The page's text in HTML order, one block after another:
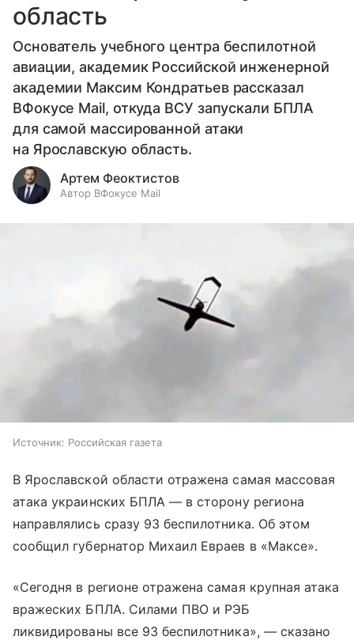
область
Основатель учебного центра беспилотной
авиации, академик Российской инженерной
академии Максим Кондратьев рассказал
ВФокусе Mail, откуда ВСУ запускали БПЛА
для самой массированной атаки
на Ярославскую область.
Артем Феоктистов
Автор ВФокусе Mail
Источник: Российская газета
В Ярославской области отражена самая массовая
атака украинских БПЛА — в сторону региона
направлялись сразу 93 беспилотника. Об этом
сообщил губернатор Михаил Евраев в «Максе».
«Сегодня в регионе отражена самая крупная атака
вражеских БПЛА. Силами ПВО и РЭБ
ликвидированы все 93 беспилотника», — сказано